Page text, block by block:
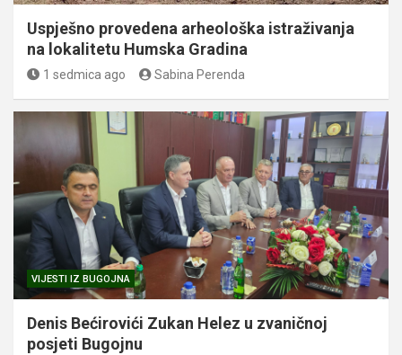
Uspješno provedena arheološka istraživanja
na lokalitetu Humska Gradina
1 sedmica ago Sabina Perenda
VIJESTI IZ BUGOJNA
Denis Bećirovići Zukan Helez u zvaničnoj
posjeti Bugojnu